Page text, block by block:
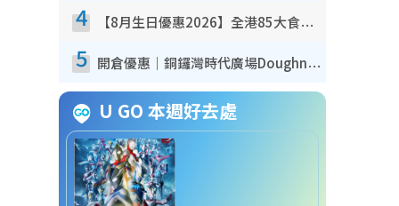
4 【8月生日優惠2026】全港85大食買玩著數攻略 自助餐/火鍋放題同行免費＋誠品/DONKI送現金券
5 開倉優惠｜銅鑼灣時代廣場Doughnut/Campo Marzio開倉低至1折！背囊、書包、手袋劈價$200起
U GO 本週好去處